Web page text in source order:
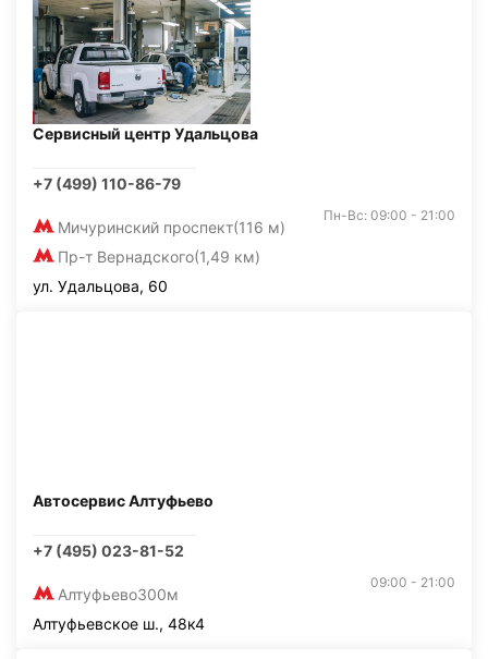
Сервисный центр Удальцова
+7 (499) 110-86-79
Мичуринский проспект(116 м)
Пр-т Вернадского(1,49 км)
Пн-Вс: 09:00 - 21:00
ул. Удальцова, 60
Автосервис Алтуфьево
+7 (495) 023-81-52
Алтуфьево300м
09:00 - 21:00
Алтуфьевское ш., 48к4